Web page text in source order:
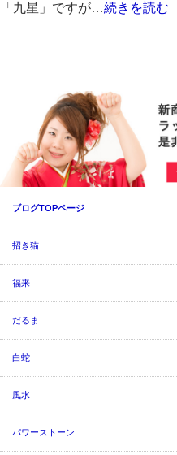
「九星」ですが…続きを読む
ブログTOPページ
招き猫
福来
だるま
白蛇
風水
パワーストーン